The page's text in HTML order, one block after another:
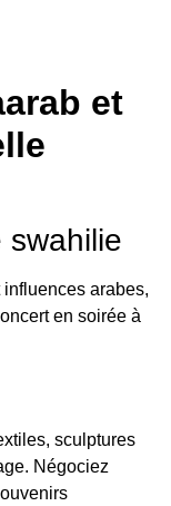
et
swahilie
influences arabes,
en soirée à
sculptures
Négociez